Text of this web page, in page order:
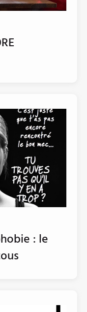
: le